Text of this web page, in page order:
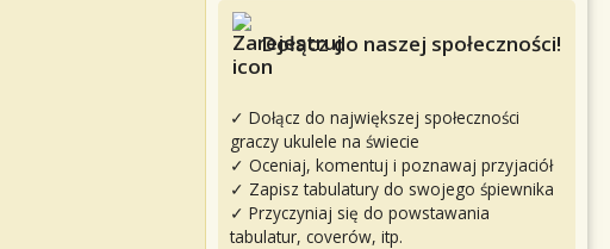
Dołącz do naszej społeczności!
✓ Dołącz do największej społeczności
graczy ukulele na świecie
✓ Oceniaj, komentuj i poznawaj przyjaciół
✓ Zapisz tabulatury do swojego śpiewnika
✓ Przyczyniaj się do powstawania
tabulatur, coverów, itp.